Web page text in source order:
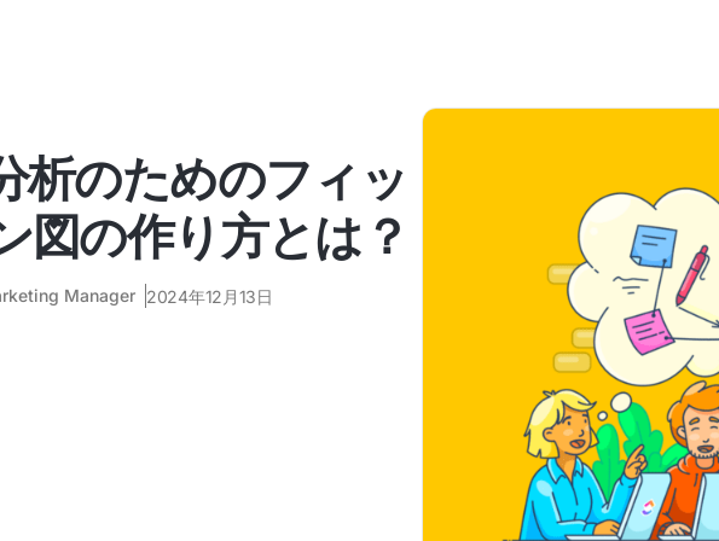
析のためのフィッ
図の作り方とは？
Manager 2024年12月13日